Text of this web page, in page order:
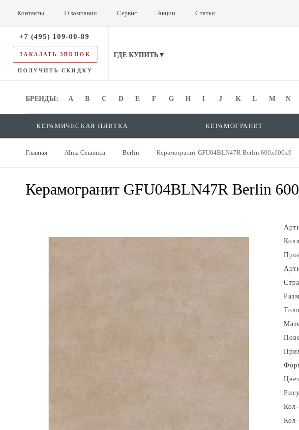
Контакты О компании Сервис Акции Статьи
+7 (495) 109-00-89
ЗАКАЗАТЬ ЗВОНОК
ПОЛУЧИТЬ СКИДКУ
ГДЕ КУПИТЬ▼
БРЕНДЫ: A B C D E F G H I J K L M N
БРЕНДЫ:
КЕРАМИЧЕСКАЯ ПЛИТКА КЕРАМОГРАНИТ
Главная Alma Ceramica Berlin Керамогранит GFU04BLN47R Berlin 600x600x9
Керамогранит GFU04BLN47R Berlin